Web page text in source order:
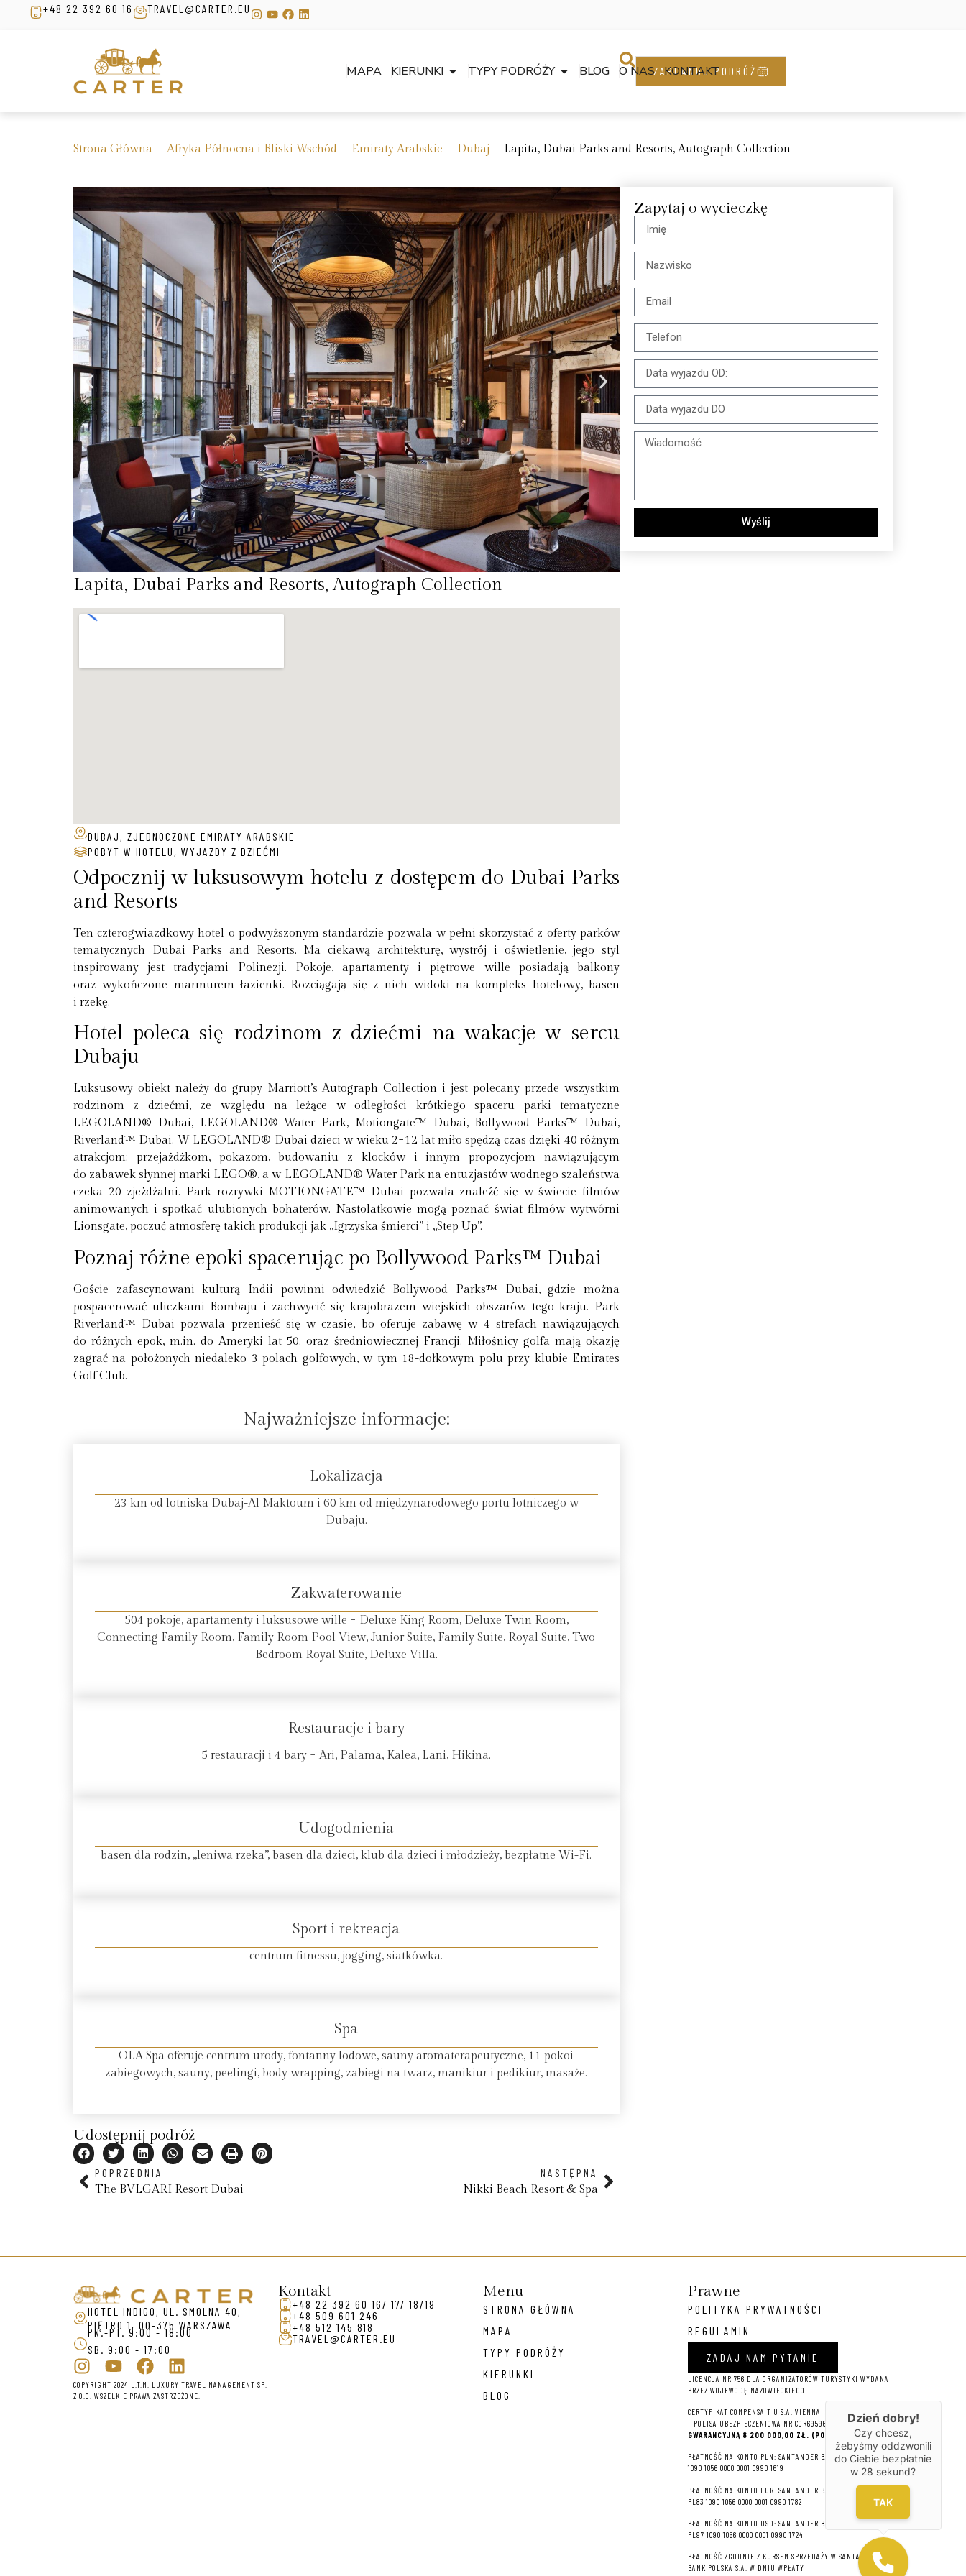
+48 22 392 60 16 TRAVEL@CARTER.EU
MAPA KIERUNKI TYPY PODRÓŻY BLOG O NAS KONTAKT
ZAPLANUJ PODRÓŻ
Strona Główna Afryka Północna i Bliski Wschód Emiraty Arabskie Dubaj Lapita, Dubai Parks and Resorts, Autograph Collection
Lapita, Dubai Parks and Resorts, Autograph Collection
DUBAJ, ZJEDNOCZONE EMIRATY ARABSKIE
POBYT W HOTELU , WYJAZDY Z DZIEĆMI
Odpocznij w luksusowym hotelu z dostępem do Dubai Parks
and Resorts
Ten czterogwiazdkowy hotel o podwyższonym standardzie pozwala w pełni skorzystać z oferty parków
tematycznych Dubai Parks and Resorts. Ma ciekawą architekturę, wystrój i oświetlenie, jego styl
inspirowany jest tradycjami Polinezji. Pokoje, apartamenty i piętrowe wille posiadają balkony
oraz wykończone marmurem łazienki. Rozciągają się z nich widoki na kompleks hotelowy, basen
i rzekę.
Hotel poleca się rodzinom z dziećmi na wakacje w sercu
Dubaju
Luksusowy obiekt należy do grupy Marriott’s Autograph Collection i jest polecany przede wszystkim
rodzinom z dziećmi, ze względu na leżące w odległości krótkiego spaceru parki tematyczne
LEGOLAND® Dubai, LEGOLAND® Water Park, Motiongate™ Dubai, Bollywood Parks™ Dubai,
Riverland™ Dubai. W LEGOLAND® Dubai dzieci w wieku 2−12 lat miło spędzą czas dzięki 40 różnym
atrakcjom: przejażdżkom, pokazom, budowaniu z klocków i innym propozycjom nawiązującym
do zabawek słynnej marki LEGO®, a w LEGOLAND® Water Park na entuzjastów wodnego szaleństwa
czeka 20 zjeżdżalni. Park rozrywki MOTIONGATE™ Dubai pozwala znaleźć się w świecie filmów
animowanych i spotkać ulubionych bohaterów. Nastolatkowie mogą poznać świat filmów wytwórni
Lionsgate, poczuć atmosferę takich produkcji jak „Igrzyska śmierci” i „Step Up”.
Poznaj różne epoki spacerując po Bollywood Parks™ Dubai
Goście zafascynowani kulturą Indii powinni odwiedzić Bollywood Parks™ Dubai, gdzie można
pospacerować uliczkami Bombaju i zachwycić się krajobrazem wiejskich obszarów tego kraju. Park
Riverland™ Dubai pozwala przenieść się w czasie, bo oferuje zabawę w 4 strefach nawiązujących
do różnych epok, m.in. do Ameryki lat 50. oraz średniowiecznej Francji. Miłośnicy golfa mają okazję
zagrać na położonych niedaleko 3 polach golfowych, w tym 18-dołkowym polu przy klubie Emirates
Golf Club.
Najważniejsze informacje:
Lokalizacja
23 km od lotniska Dubaj-Al Maktoum i 60 km od międzynarodowego portu lotniczego w
Dubaju.
Zakwaterowanie
504 pokoje, apartamenty i luksusowe wille − Deluxe King Room, Deluxe Twin Room,
Connecting Family Room, Family Room Pool View, Junior Suite, Family Suite, Royal Suite, Two
Bedroom Royal Suite, Deluxe Villa.
Restauracje i bary
5 restauracji i 4 bary − Ari, Palama, Kalea, Lani, Hikina.
Udogodnienia
basen dla rodzin, „leniwa rzeka”, basen dla dzieci, klub dla dzieci i młodzieży, bezpłatne Wi-Fi.
Sport i rekreacja
centrum fitnessu, jogging, siatkówka.
Spa
OLA Spa oferuje centrum urody, fontanny lodowe, sauny aromaterapeutyczne, 11 pokoi
zabiegowych, sauny, peelingi, body wrapping, zabiegi na twarz, manikiur i pedikiur, masaże.
Udostępnij podróż
POPRZEDNIA
The BVLGARI Resort Dubai
NASTĘPNA
Nikki Beach Resort & Spa
Zapytaj o wycieczkę
Wyślij
HOTEL INDIGO, UL. SMOLNA 40,
PIĘTRO 1, 00-375 WARSZAWA
PN.-PT. 9:00 - 18:00
SB. 9:00 - 17:00
COPYRIGHT 2024 L.T.M. LUXURY TRAVEL MANAGEMENT SP.
Z O.O. WSZELKIE PRAWA ZASTRZEŻONE.
Kontakt
+48 22 392 60 16/ 17/ 18/19
+48 509 601 246
+48 512 145 818
TRAVEL@CARTER.EU
Menu
STRONA GŁÓWNA
MAPA
TYPY PODRÓŻY
KIERUNKI
BLOG
Prawne
POLITYKA PRYWATNOŚCI
REGULAMIN
ZADAJ NAM PYTANIE
LICENCJA NR 756 DLA ORGANIZATORÓW TURYSTYKI WYDANA
PRZEZ WOJEWODĘ MAZOWIECKIEGO
CERTYFIKAT COMPENSA T U S.A. VIENNA INSURANCE GROUP
– POLISA UBEZPIECZENIOWA NR COR695964 NA
SUMĘ
GWARANCYJNĄ 8 200 000,00 ZŁ. (POBIERZ PDF)
PŁATNOŚĆ NA KONTO PLN: SANTANDER BANK POLSKA S.A. 22
1090 1056 0000 0001 0990 1619
PŁATNOŚĆ NA KONTO EUR: SANTANDER BANK POLSKA S.A.
PL83 1090 1056 0000 0001 0990 1782
PŁATNOŚĆ NA KONTO USD: SANTANDER BANK POLSKA S.A.
PL97 1090 1056 0000 0001 0990 1724
PŁATNOŚĆ ZGODNIE Z KURSEM SPRZEDAŻY W SANTANDER
BANK POLSKA S.A. W DNIU WPŁATY
Dzień dobry!
Czy chcesz,
żebyśmy oddzwonili
do Ciebie bezpłatnie
w 28 sekund?
TAK